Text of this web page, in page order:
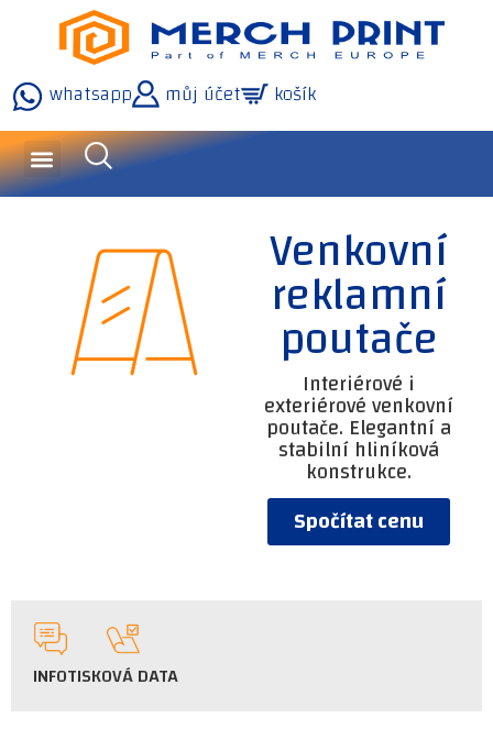
whatsapp můj účet košík
Venkovní
reklamní
poutače
Interiérové i
exteriérové venkovní
poutače. Elegantní a
stabilní hliníková
konstrukce.
Spočítat cenu
INFOTISKOVÁ DATA